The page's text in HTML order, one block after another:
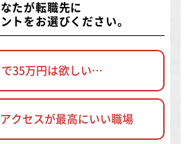
たが転職先に
トをお選びください。
で35万円は欲しい…
クセスが最高にいい職場